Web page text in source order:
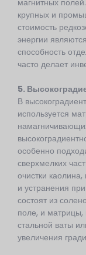
магнитных
крупных и
стоимость
энергии
способность
часто делает
5.
В
используется
особенно
сверхмелких
очистки
и устранения
состоят из
поле, и матрицы,
стальной ваты
увеличения